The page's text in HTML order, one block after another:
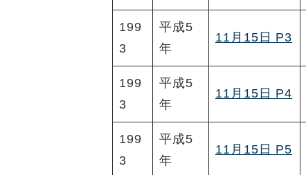
199
3
平成5
年
11月15日 P3
199
3
平成5
年
11月15日 P4
199
3
平成5
年
11月15日 P5